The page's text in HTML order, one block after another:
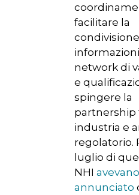
facilitare la
network di
e
spingere la
partnership
industria e
regolatorio.
luglio di
NHI avevano
annunciato